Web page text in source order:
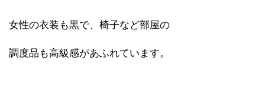
女性の衣装も黒で、椅子など部屋の
調度品も高級感があふれています。